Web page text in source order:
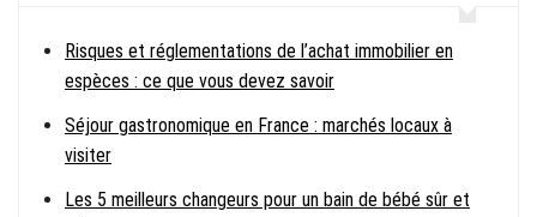
Risques et réglementations de l’achat immobilier en
espèces : ce que vous devez savoir
Séjour gastronomique en France : marchés locaux à
visiter
Les 5 meilleurs changeurs pour un bain de bébé sûr et